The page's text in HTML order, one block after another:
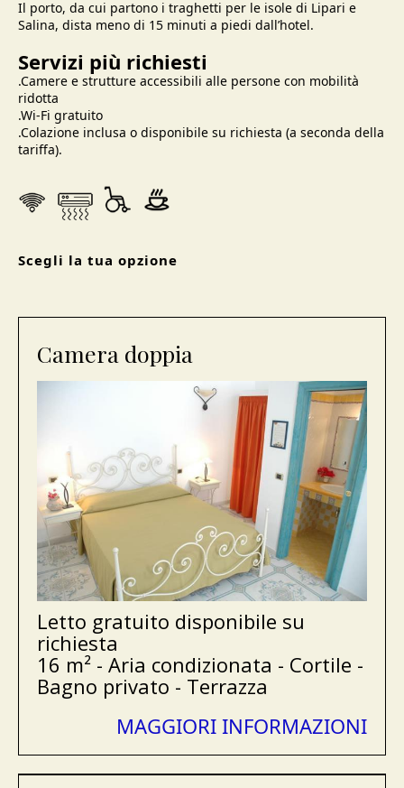
Il porto, da cui partono i traghetti per le isole di Lipari e
Salina, dista meno di 15 minuti a piedi dall’hotel.
Servizi più richiesti
.Camere e strutture accessibili alle persone con mobilità
ridotta
.Wi-Fi gratuito
.Colazione inclusa o disponibile su richiesta (a seconda della
tariffa).
Scegli la tua opzione
Camera doppia
Letto gratuito disponibile su
richiesta
16 m² - Aria condizionata - Cortile -
Bagno privato - Terrazza
MAGGIORI INFORMAZIONI